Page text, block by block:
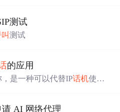
软件电话
及带宽占用也有不同，需要
选择合适的接入方式。
测试
叫测试
的应用
，是一种可以代替IP话机使用
面、功能与真实电话
AI 网络代理